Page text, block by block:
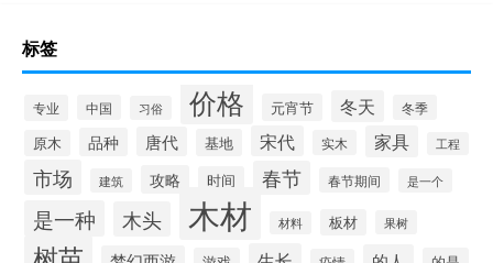
标签
专业 中国 习俗 价格 元宵节 冬天 冬季
原木 品种 唐代 基地 宋代 实木 家具 工程
市场 建筑 攻略 时间 春节 春节期间 是一个
是一种 木头 木材 材料 板材 果树